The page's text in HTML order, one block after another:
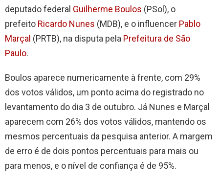
deputado federal Guilherme Boulos (PSol), o
prefeito Ricardo Nunes (MDB), e o influencer Pablo
Marçal (PRTB), na disputa pela Prefeitura de São
Paulo.
Boulos aparece numericamente à frente, com 29%
dos votos válidos, um ponto acima do registrado no
levantamento do dia 3 de outubro. Já Nunes e Marçal
aparecem com 26% dos votos válidos, mantendo os
mesmos percentuais da pesquisa anterior. A margem
de erro é de dois pontos percentuais para mais ou
para menos, e o nível de confiança é de 95%.